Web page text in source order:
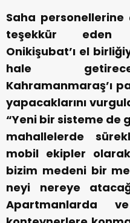
Saha personellerine
teşekkür eden
Onikişubat’ı el
hale
Kahramanmaraş’ı
yapacaklarını
“Yeni bir sisteme de
mahallelerde
mobil ekipler
bizim medeni bir
neyi nereye
Apartmanlarda